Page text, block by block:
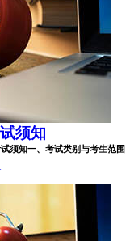
须知
须知一、考试类别与考生范围